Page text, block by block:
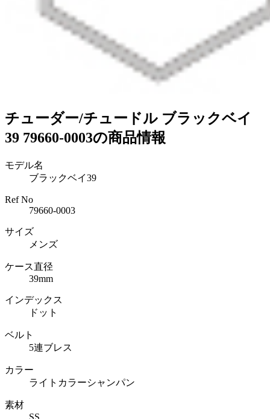
チューダー/チュードル ブラックベイ
39 79660-0003の商品情報
モデル名
ブラックベイ39
Ref No
79660-0003
サイズ
メンズ
ケース直径
39mm
インデックス
ドット
ベルト
5連ブレス
カラー
ライトカラーシャンパン
素材
SS